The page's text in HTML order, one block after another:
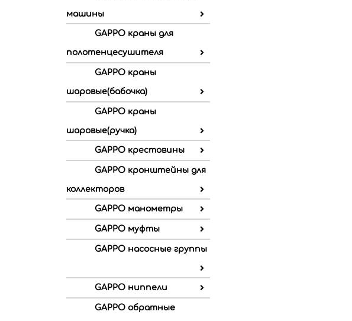
машины
GAPPO краны для
полотенцесушителя
GAPPO краны
шаровые(бабочка)
GAPPO краны
шаровые(ручка)
GAPPO крестовины
GAPPO кронштейны для
коллекторов
GAPPO манометры
GAPPO муфты
GAPPO насосные группы
GAPPO ниппели
GAPPO обратные